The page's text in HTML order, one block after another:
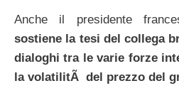
Anche il presidente
sostiene la tesi del collega
dialoghi tra le varie forze
la volatilitÃ del prezzo del